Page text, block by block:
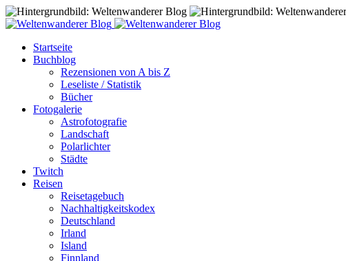
Startseite
Buchblog
Rezensionen von A bis Z
Leseliste / Statistik
Bücher
Fotogalerie
Astrofotografie
Landschaft
Polarlichter
Städte
Twitch
Reisen
Reisetagebuch
Nachhaltigkeitskodex
Deutschland
Irland
Island
Finnland